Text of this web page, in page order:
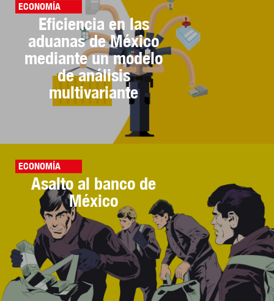
ECONOMÍA
Eficiencia en las
aduanas de México
mediante un modelo
de análisis
multivariante
ECONOMÍA
Asalto al banco de
México